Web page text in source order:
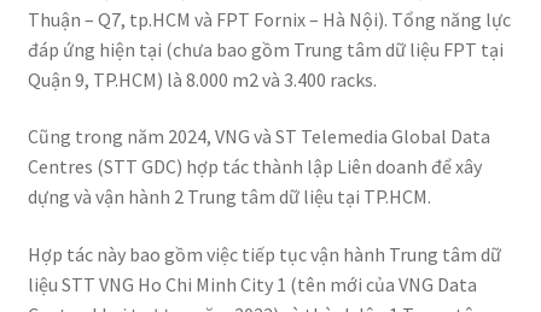
Thuận – Q7, tp.HCM và FPT Fornix – Hà Nội). Tổng năng lực
đáp ứng hiện tại (chưa bao gồm Trung tâm dữ liệu FPT tại
Quận 9, TP.HCM) là 8.000 m2 và 3.400 racks.
Cũng trong năm 2024, VNG và ST Telemedia Global Data
Centres (STT GDC) hợp tác thành lập Liên doanh để xây
dựng và vận hành 2 Trung tâm dữ liệu tại TP.HCM.
Hợp tác này bao gồm việc tiếp tục vận hành Trung tâm dữ
liệu STT VNG Ho Chi Minh City 1 (tên mới của VNG Data